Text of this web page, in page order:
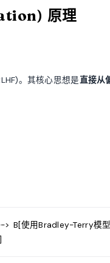
原理
。其核心思想是直接从
使用Bradley-Terry模